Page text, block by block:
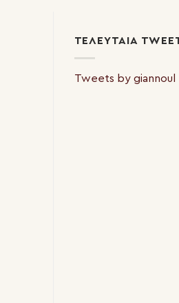
ΤΕΛΕΥΤΑΊΑ
Tweets by giannoul